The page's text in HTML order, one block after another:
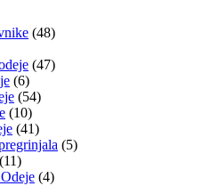
(48)
(47)
(6)
(54)
(10)
(41)
(5)
(11)
(4)